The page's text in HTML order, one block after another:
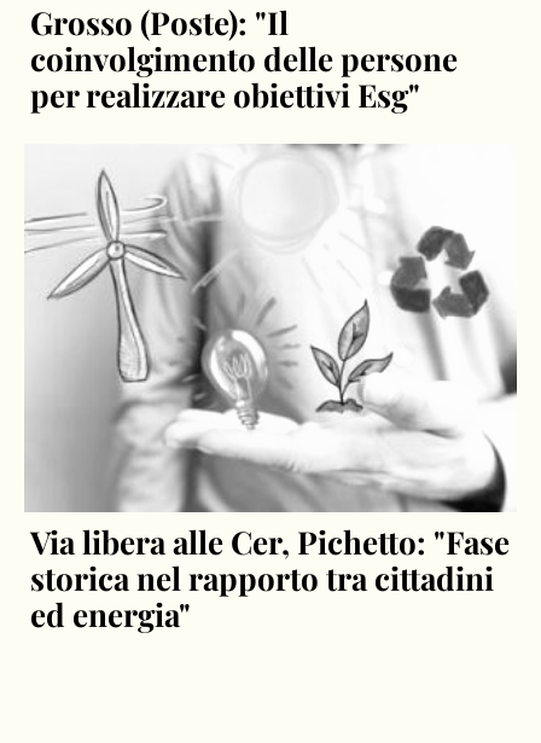
Grosso (Poste): "Il
coinvolgimento delle persone
per realizzare obiettivi Esg"
Via libera alle Cer, Pichetto: "Fase
storica nel rapporto tra cittadini
ed energia"